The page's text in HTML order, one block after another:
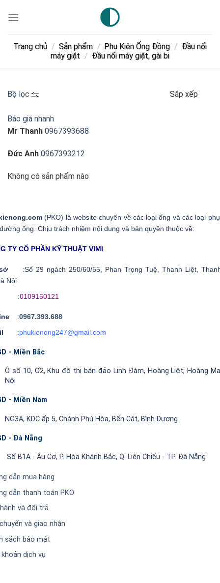
Trang chủ / Sản phẩm / Phụ Kiện Ống Đồng / Đầu nối
máy giặt / Đầu nối máy giặt, gài bi
Bộ lọc Sắp xếp
Báo giá nhanh
Mr Thanh 0967393688
Đức Anh 0967393212
Không có sản phẩm nào
(PKO) là website chuyên về các loại ống và các loại
ống. Chịu trách nhiệm nội dung và bản quyền thuộc về:
TY CỔ PHẦN KỸ THUẬT VIMI
sở :Số 29 ngách 250/60/55, Phan Trọng Tuệ, Thanh Liệt,
Nội
:0109160121
:0967.393.688
:phukienong247@gmail.com
- Miền Bắc
Ô số 10, Ơ2, Khu đô thị bán đảo Linh Đàm, Hoàng Liệt, Hoàng
Nội
- Miền Nam
NG3A, KDC ấp 5, Chánh Phú Hòa, Bến Cát, Bình Dương
- Đà Nẵng
Số B1A - Âu Cơ, P. Hòa Khánh Bắc, Q. Liên Chiểu - TP. Đà Nẵng
dẫn mua hàng
dẫn thanh toán PKO
và đổi trả
và giao nhận
sách bảo mật
dịch vụ